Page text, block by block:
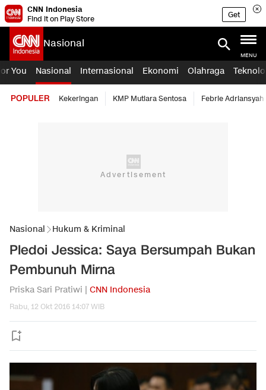
CNN Indonesia
Find it on Play Store
Get
Nasional
MENU
You Nasional Internasional Ekonomi Olahraga
POPULER Kekeringan KMP Mutiara Sentosa Febrie Adriansyah
Nasional Hukum & Kriminal
Pledoi Jessica: Saya Bersumpah Bukan
Pembunuh Mirna
Priska Sari Pratiwi | CNN Indonesia
Rabu, 12 Okt 2016 14:07 WIB